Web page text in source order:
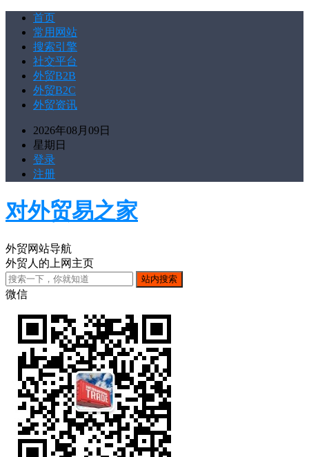
首页
常用网站
搜索引擎
社交平台
外贸B2B
外贸B2C
外贸资讯
2026年08月09日
星期日
登录
注册
对外贸易之家
外贸网站导航
外贸人的上网主页
微信